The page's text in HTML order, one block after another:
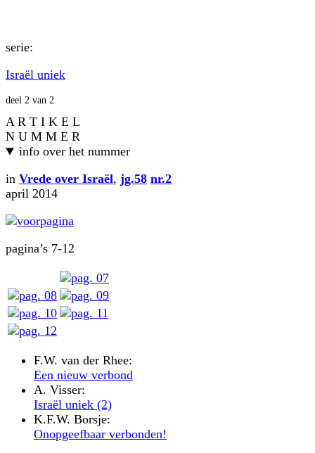
serie:
Israël uniek
deel 2 van 2
A R T I K E L
N U M M E R
info over het nummer
in Vrede over Israël, jg.58 nr.2
april 2014
pagina’s 7-12
F.W. van der Rhee:
Een nieuw verbond
A. Visser:
Israël uniek (2)
K.F.W. Borsje:
Onopgeefbaar verbonden!